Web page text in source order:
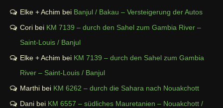
Elke + Achim bei Banjul / Bakau – Versteigerung der Autos
Cori bei KM 7139 – durch den Sahel zum Gambia River –
Saint-Louis / Banjul
Elke + Achim bei KM 7139 – durch den Sahel zum Gambia
River – Saint-Louis / Banjul
Marthi bei KM 6262 – durch die Sahara nach Nouakchott
Dani bei KM 6557 – südliches Mauretanien – Nouakchott /